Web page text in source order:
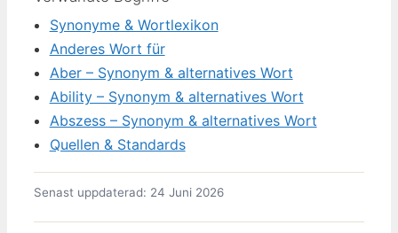
Synonyme & Wortlexikon
Anderes Wort für
Aber – Synonym & alternatives Wort
Ability – Synonym & alternatives Wort
Abszess – Synonym & alternatives Wort
Quellen & Standards
Senast uppdaterad: 24 Juni 2026